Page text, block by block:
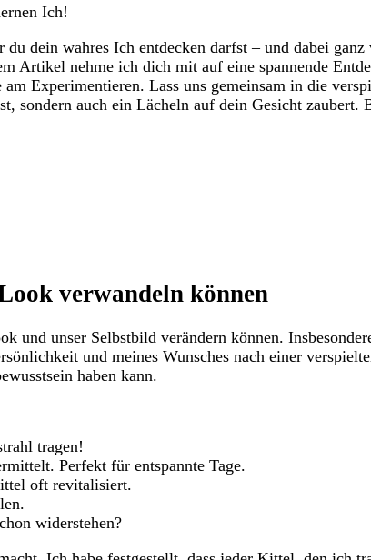
Ich!
dein⁣ wahres Ich entdecken darfst – ⁣und ‌dabei ganz
Artikel nehme ich dich mit ‍auf eine spannende
Experimentieren. Lass uns gemeinsam ​in die
sondern ​auch‌ ein Lächeln auf dein‍ Gesicht zaubert.
⁢verwandeln können
und unser Selbstbild verändern können.
und meines Wunsches‌ nach ‍einer
haben kann.
tragen!
Perfekt‍ für entspannte Tage.
⁢oft revitalisiert.
widerstehen?